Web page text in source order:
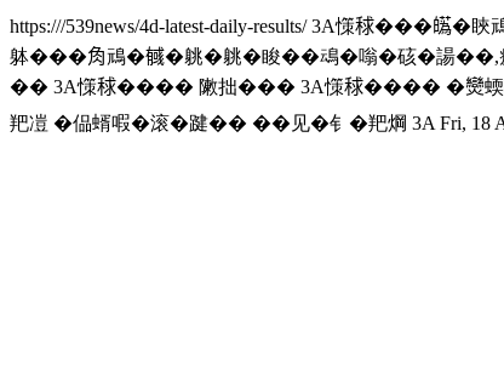
https:///539news/4d-latest-daily-results/3A憡𥟇���𤾸�䀹
躰���𧢲䲮�𢒰�䠷�䠷�睃��䲰�嗡�硋�諹��,
�� 3A憡𥟇���� 敶拙��� 3A憡𥟇���� �𤓖
羓凒 �偘蝑㗇�滚�踺�� ��见�钅�羓焵 3A Fri, 18